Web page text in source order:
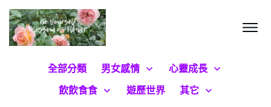
全部分類 男女感情 心靈成長
飲飲食食 遊歷世界 其它